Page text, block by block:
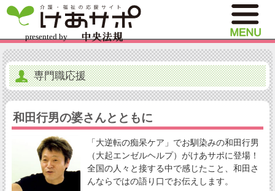
専門職応援
和田行男の婆さんとともに
「大逆転の痴呆ケア」でお馴染みの和田行男
（大起エンゼルヘルプ）がけあサポに登場！
全国の人々と接する中で感じたこと、和田さ
んならではの語り口でお伝えします。